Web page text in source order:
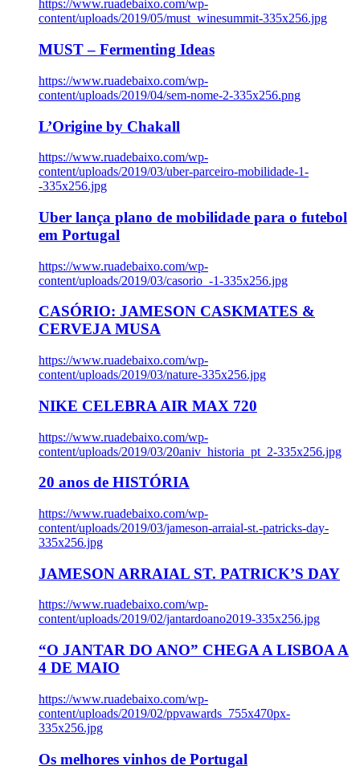
https://www.ruadebaixo.com/wp-
content/uploads/2019/05/must_winesummit-335x256.jpg
MUST – Fermenting Ideas
https://www.ruadebaixo.com/wp-
content/uploads/2019/04/sem-nome-2-335x256.png
L’Origine by Chakall
https://www.ruadebaixo.com/wp-
content/uploads/2019/03/uber-parceiro-mobilidade-1-
-335x256.jpg
Uber lança plano de mobilidade para o futebol
em Portugal
https://www.ruadebaixo.com/wp-
content/uploads/2019/03/casorio_-1-335x256.jpg
CASÓRIO: JAMESON CASKMATES &
CERVEJA MUSA
https://www.ruadebaixo.com/wp-
content/uploads/2019/03/nature-335x256.jpg
NIKE CELEBRA AIR MAX 720
https://www.ruadebaixo.com/wp-
content/uploads/2019/03/20aniv_historia_pt_2-335x256.jpg
20 anos de HISTÓRIA
https://www.ruadebaixo.com/wp-
content/uploads/2019/03/jameson-arraial-st.-patricks-day-
335x256.jpg
JAMESON ARRAIAL ST. PATRICK’S DAY
https://www.ruadebaixo.com/wp-
content/uploads/2019/02/jantardoano2019-335x256.jpg
“O JANTAR DO ANO” CHEGA A LISBOA A
4 DE MAIO
https://www.ruadebaixo.com/wp-
content/uploads/2019/02/ppvawards_755x470px-
335x256.jpg
Os melhores vinhos de Portugal